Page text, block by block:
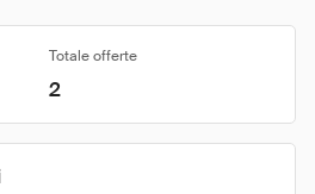
Totale offerte
2